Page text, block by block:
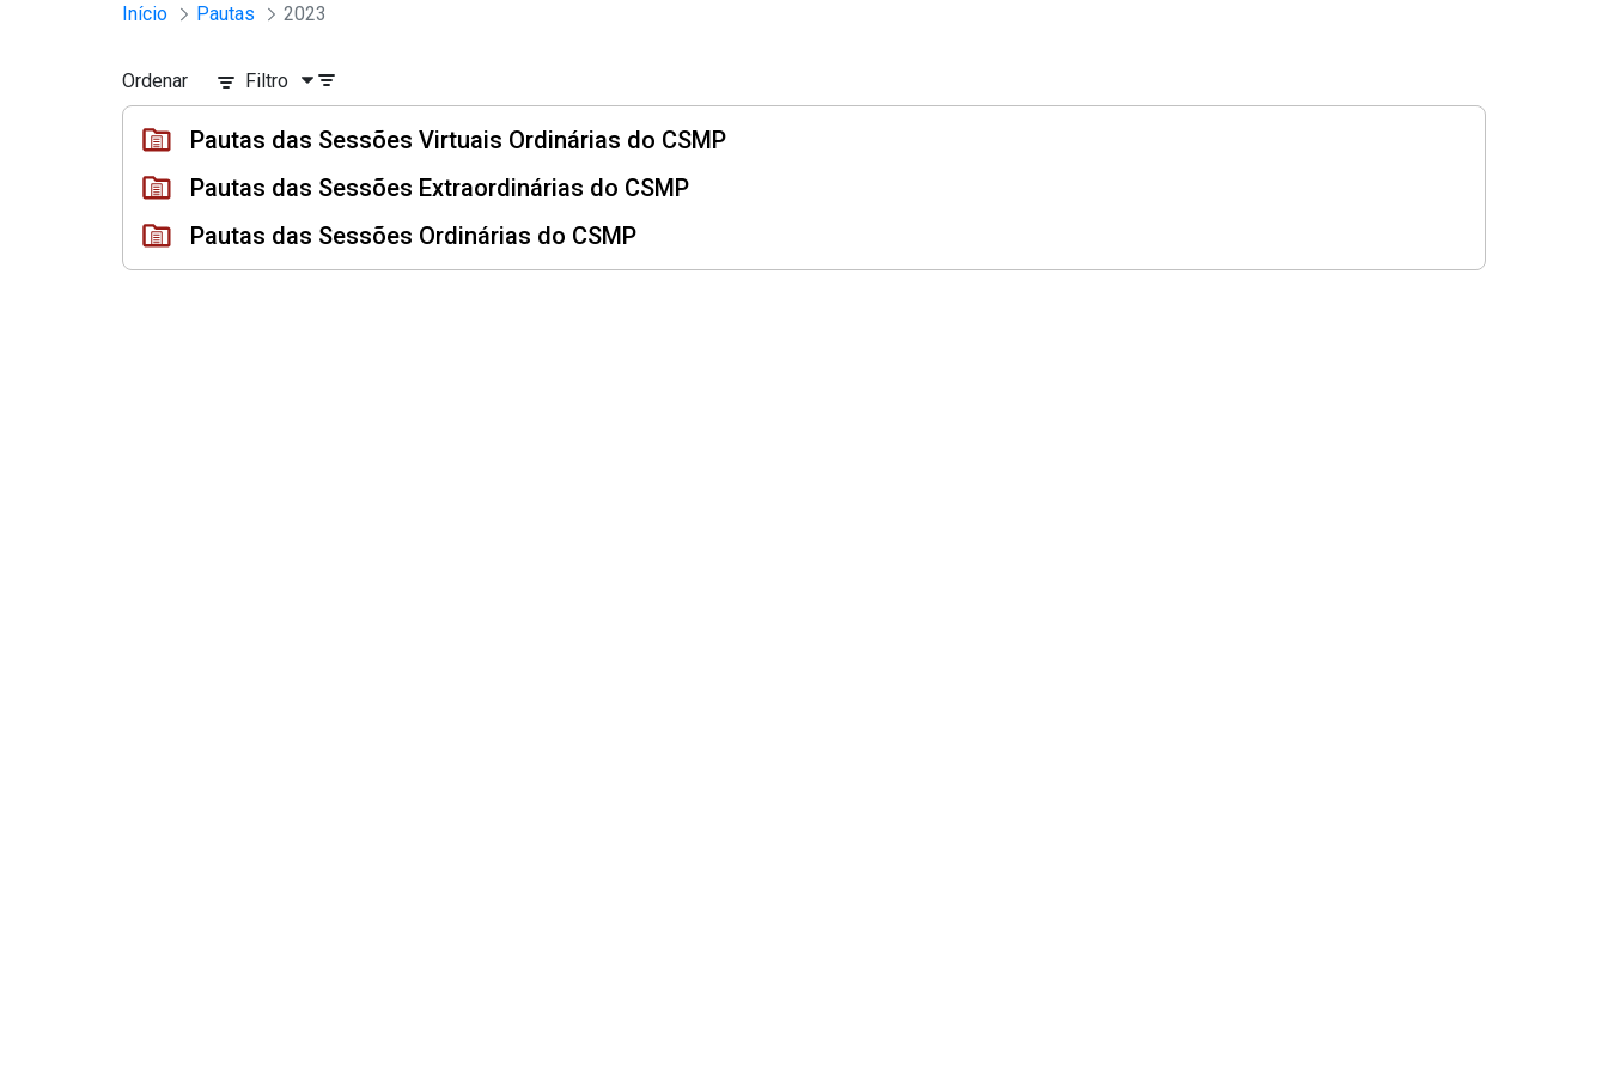
Pular para o Conteúdo principal
Sessões e Reuniões - Documentos Conselho Superior
Início Pautas 2023
Ordenar Filtro
Pautas das Sessões Virtuais Ordinárias do CSMP
Pautas das Sessões Extraordinárias do CSMP
Pautas das Sessões Ordinárias do CSMP